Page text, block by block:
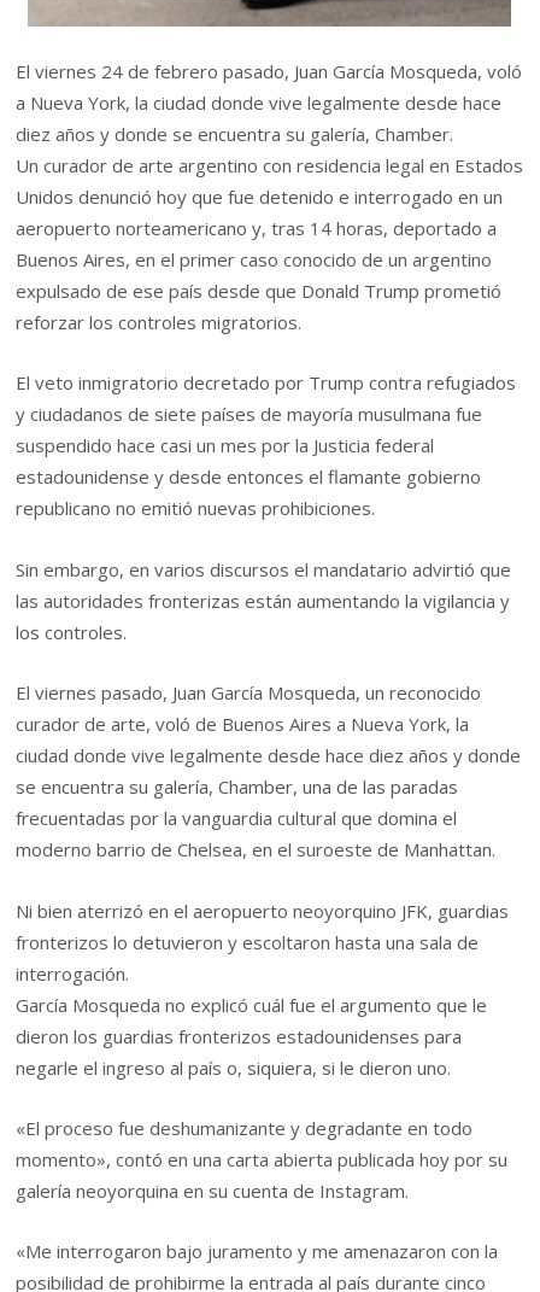
El viernes 24 de febrero pasado, Juan García Mosqueda, voló
a Nueva York, la ciudad donde vive legalmente desde hace
diez años y donde se encuentra su galería, Chamber.
Un curador de arte argentino con residencia legal en Estados
Unidos denunció hoy que fue detenido e interrogado en un
aeropuerto norteamericano y, tras 14 horas, deportado a
Buenos Aires, en el primer caso conocido de un argentino
expulsado de ese país desde que Donald Trump prometió
reforzar los controles migratorios.
El veto inmigratorio decretado por Trump contra refugiados
y ciudadanos de siete países de mayoría musulmana fue
suspendido hace casi un mes por la Justicia federal
estadounidense y desde entonces el flamante gobierno
republicano no emitió nuevas prohibiciones.
Sin embargo, en varios discursos el mandatario advirtió que
las autoridades fronterizas están aumentando la vigilancia y
los controles.
El viernes pasado, Juan García Mosqueda, un reconocido
curador de arte, voló de Buenos Aires a Nueva York, la
ciudad donde vive legalmente desde hace diez años y donde
se encuentra su galería, Chamber, una de las paradas
frecuentadas por la vanguardia cultural que domina el
moderno barrio de Chelsea, en el suroeste de Manhattan.
Ni bien aterrizó en el aeropuerto neoyorquino JFK, guardias
fronterizos lo detuvieron y escoltaron hasta una sala de
interrogación.
García Mosqueda no explicó cuál fue el argumento que le
dieron los guardias fronterizos estadounidenses para
negarle el ingreso al país o, siquiera, si le dieron uno.
«El proceso fue deshumanizante y degradante en todo
momento», contó en una carta abierta publicada hoy por su
galería neoyorquina en su cuenta de Instagram.
«Me interrogaron bajo juramento y me amenazaron con la
posibilidad de prohibirme la entrada al país durante cinco